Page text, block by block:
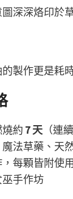
圖深深烙印於
製作更是耗
燒約 7 天 （連
法草藥、天
，每顆皆附使
巫手作坊